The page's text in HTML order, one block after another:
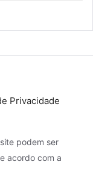
Privacidade
podem ser
acordo com a